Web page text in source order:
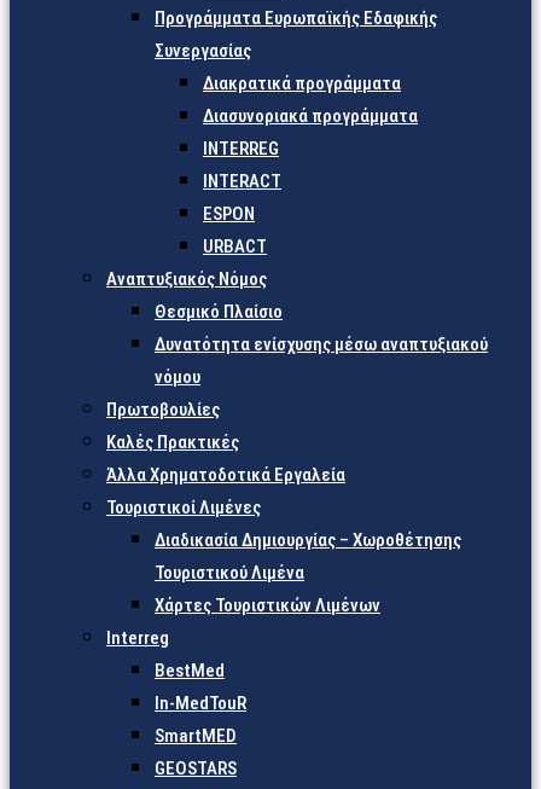
Προγράμματα Ευρωπαϊκής Εδαφικής
Συνεργασίας
Διακρατικά προγράμματα
Διασυνοριακά προγράμματα
INTERREG
INTERACT
ESPON
URBACT
Αναπτυξιακός Νόμος
Θεσμικό Πλαίσιο
Δυνατότητα ενίσχυσης μέσω αναπτυξιακού
νόμου
Πρωτοβουλίες
Καλές Πρακτικές
Άλλα Χρηματοδοτικά Εργαλεία
Τουριστικοί Λιμένες
Διαδικασία Δημιουργίας – Χωροθέτησης
Τουριστικού Λιμένα
Χάρτες Τουριστικών Λιμένων
Interreg
BestMed
In-MedTouR
SmartMED
GEOSTARS